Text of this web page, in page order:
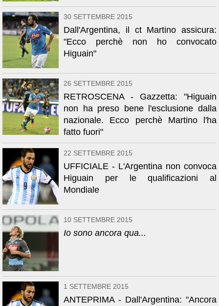
30 SETTEMBRE 2015
Dall'Argentina, il ct Martino assicura:
"Ecco perchè non ho convocato
Higuain"
26 SETTEMBRE 2015
RETROSCENA - Gazzetta: "Higuain
non ha preso bene l'esclusione dalla
nazionale. Ecco perchè Martino l'ha
fatto fuori"
22 SETTEMBRE 2015
UFFICIALE - L'Argentina non convoca
Higuain per le qualificazioni al
Mondiale
10 SETTEMBRE 2015
Io sono ancora qua...
1 SETTEMBRE 2015
ANTEPRIMA - Dall'Argentina: "Ancora